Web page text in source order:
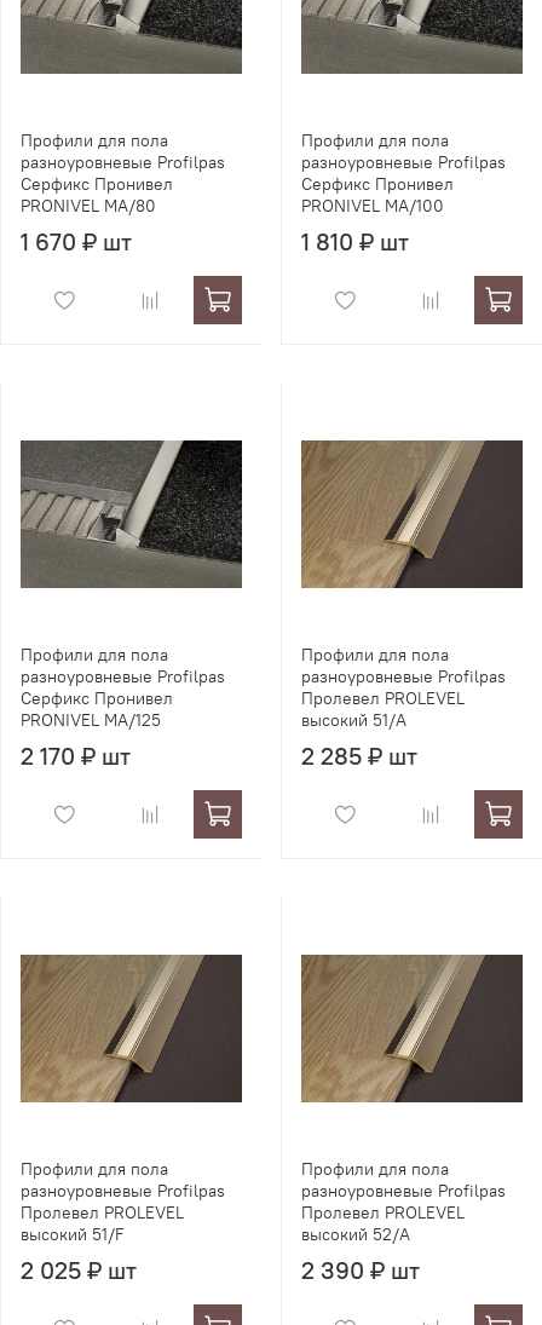
Профили для пола
разноуровневые Profilpas
Серфикс Пронивел
PRONIVEL MA/80
1 670 ₽ шт
Профили для пола
разноуровневые Profilpas
Серфикс Пронивел
PRONIVEL MA/100
1 810 ₽ шт
Профили для пола
разноуровневые Profilpas
Серфикс Пронивел
PRONIVEL MA/125
2 170 ₽ шт
Профили для пола
разноуровневые Profilpas
Пролевел PROLEVEL
высокий 51/A
2 285 ₽ шт
Профили для пола
разноуровневые Profilpas
Пролевел PROLEVEL
высокий 51/F
2 025 ₽ шт
Профили для пола
разноуровневые Profilpas
Пролевел PROLEVEL
высокий 52/A
2 390 ₽ шт